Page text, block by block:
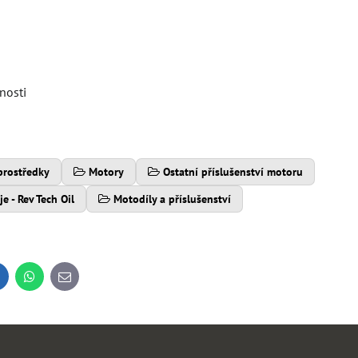
Motory
Ostatní příslušenství motoru
- Rev Tech Oil
Motodíly a příslušenství
WhatsApp
E-
mail